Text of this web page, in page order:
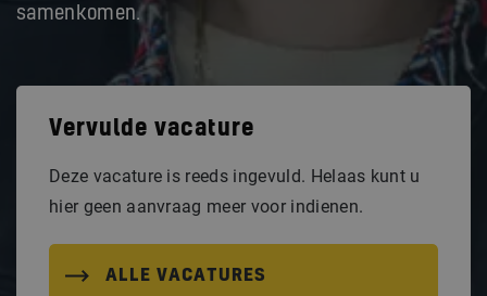
samenkomen.
Vervulde vacature
Deze vacature is reeds ingevuld. Helaas kunt u
hier geen aanvraag meer voor indienen.
ALLE VACATURES